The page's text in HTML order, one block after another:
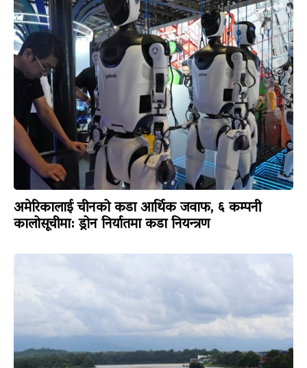
अमेरिकालाई चीनको कडा आर्थिक जवाफ, ६ कम्पनी
कालोसूचीमा: ड्रोन निर्यातमा कडा नियन्त्रण